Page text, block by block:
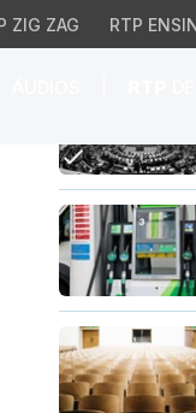
ZIG ZAG RTP